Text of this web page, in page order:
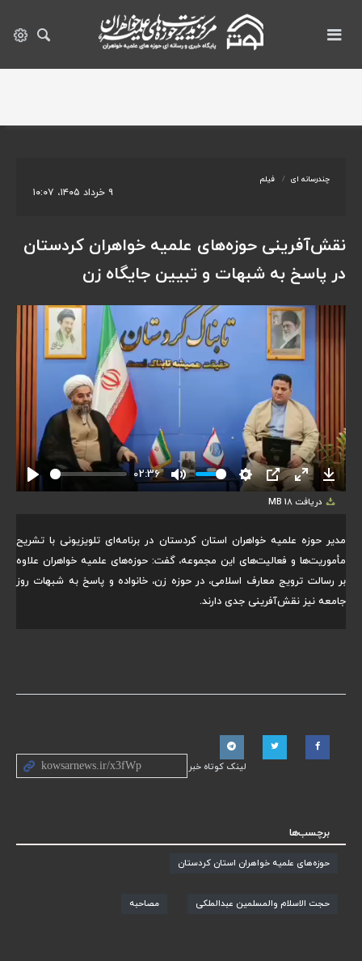
چندرسانه ای فیلم
۹ خرداد ۱۴۰۵، ۱۰:۰۷
نقش‌آفرینی حوزه‌های علمیه خواهران کردستان
در پاسخ به شبهات و تبیین جایگاه زن
02:36
SettingsPIP
Enter
fullscreen
دریافت18 MB
مدیر حوزه علمیه خواهران استان کردستان در برنامه‌ای تلویزیونی با تشریح
مأموریت‌ها و فعالیت‌های این مجموعه، گفت: حوزه‌های علمیه خواهران علاوه
بر رسالت ترویج معارف اسلامی، در حوزه زن، خانواده و پاسخ به شبهات روز
جامعه نیز نقش‌آفرینی جدی دارند.
لینک کوتاه خبر
برچسب‌ها
حوزه‌های علمیه خواهران استان کردستان
حجت الاسلام والمسلمین عبدالملکی مصاحبه